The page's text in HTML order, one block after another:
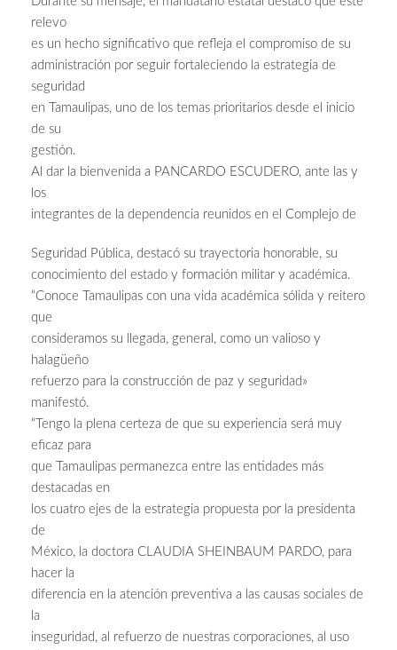
relevo
es un hecho significativo que refleja el compromiso de su
administración por seguir fortaleciendo la estrategia de
seguridad
en Tamaulipas, uno de los temas prioritarios desde el inicio
de su
gestión.
Al dar la bienvenida a PANCARDO ESCUDERO, ante las y
los
integrantes de la dependencia reunidos en el Complejo de
Seguridad Pública, destacó su trayectoria honorable, su
conocimiento del estado y formación militar y académica.
“Conoce Tamaulipas con una vida académica sólida y reitero
que
consideramos su llegada, general, como un valioso y
halagüeño
refuerzo para la construcción de paz y seguridad»
manifestó.
“Tengo la plena certeza de que su experiencia será muy
eficaz para
que Tamaulipas permanezca entre las entidades más
destacadas en
los cuatro ejes de la estrategia propuesta por la presidenta
de
México, la doctora CLAUDIA SHEINBAUM PARDO, para
hacer la
diferencia en la atención preventiva a las causas sociales de
la
inseguridad, al refuerzo de nuestras corporaciones, al uso